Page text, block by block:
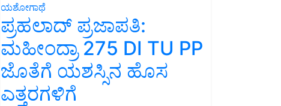
ಯಶೋಗಾಥೆ
ಪ್ರಹಲಾದ್ ಪ್ರಜಾಪತಿ:
ಮಹೀಂದ್ರಾ 275 DI TU PP
ಜೊತೆಗೆ ಯಶಸ್ಸಿನ ಹೊಸ
ಎತ್ತರಗಳಿಗೆ